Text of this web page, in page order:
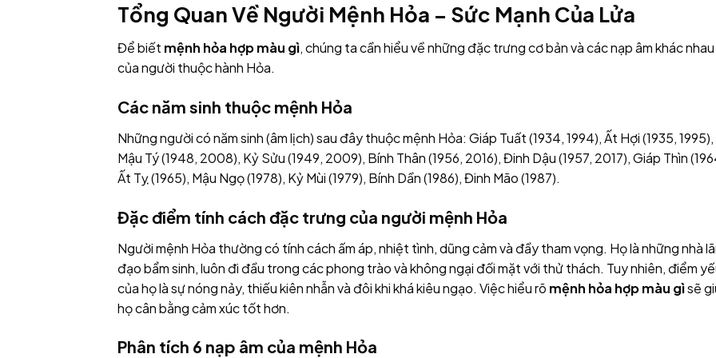
Tổng Quan Về Người Mệnh Hỏa – Sức Mạnh Của Lửa
Để biết mệnh hỏa hợp màu gì, chúng ta cần hiểu về những đặc trưng cơ bản và các nạp âm khác nhau
của người thuộc hành Hỏa.
Các năm sinh thuộc mệnh Hỏa
Những người có năm sinh (âm lịch) sau đây thuộc mệnh Hỏa: Giáp Tuất (1934, 1994), Ất Hợi (1935, 1995),
Mậu Tý (1948, 2008), Kỷ Sửu (1949, 2009), Bính Thân (1956, 2016), Đinh Dậu (1957, 2017), Giáp Thìn
Ất Tỵ (1965), Mậu Ngọ (1978), Kỷ Mùi (1979), Bính Dần (1986), Đinh Mão (1987).
Đặc điểm tính cách đặc trưng của người mệnh Hỏa
Người mệnh Hỏa thường có tính cách ấm áp, nhiệt tình, dũng cảm và đầy tham vọng. Họ là những nhà
đạo bẩm sinh, luôn đi đầu trong các phong trào và không ngại đối mặt với thử thách. Tuy nhiên, điểm
của họ là sự nóng nảy, thiếu kiên nhẫn và đôi khi khá kiêu ngạo. Việc hiểu rõ mệnh hỏa hợp màu gìsẽ
họ cân bằng cảm xúc tốt hơn.
Phân tích 6 nạp âm của mệnh Hỏa